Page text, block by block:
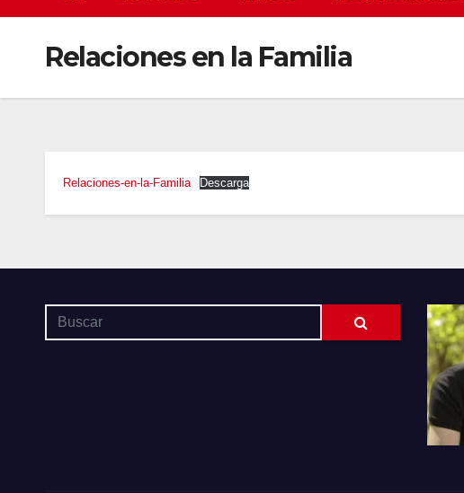
Relaciones en la Familia
Relaciones-en-la-Familia Descarga